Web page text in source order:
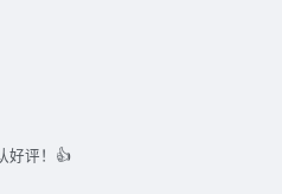
好评！👍